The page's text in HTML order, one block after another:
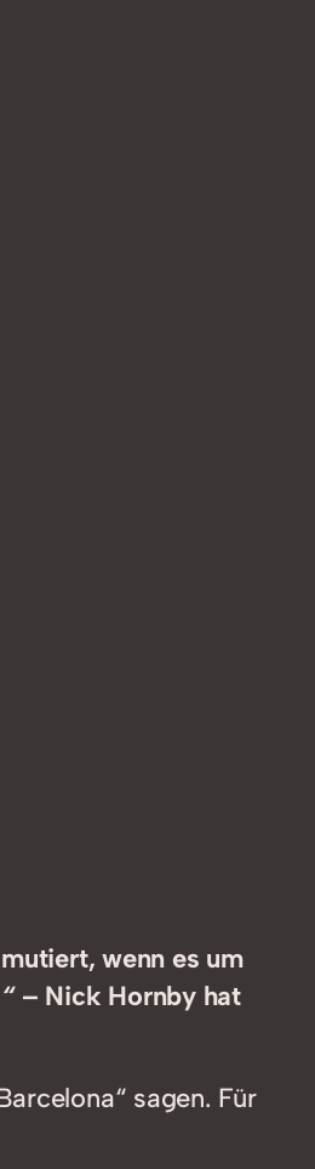
wenn es um
– Nick Hornby hat
sagen. Für